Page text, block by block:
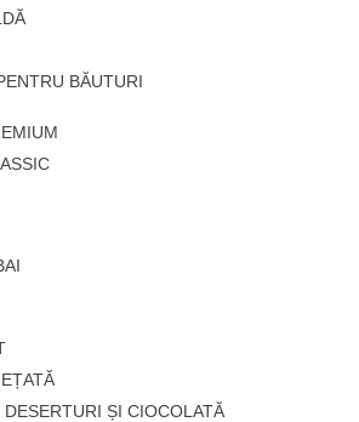
BĂUTURI
ȘI CIOCOLATĂ